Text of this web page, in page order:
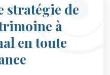
stratégie de
à
en toute